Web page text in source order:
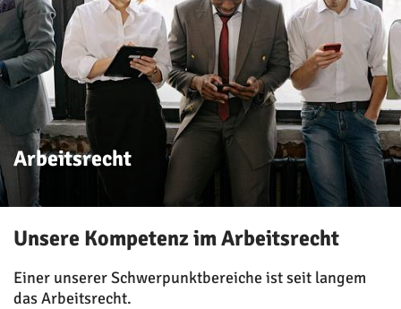
Arbeitsrecht
Unsere Kompetenz im Arbeitsrecht
Einer unserer Schwerpunktbereiche ist seit langem
das Arbeitsrecht.